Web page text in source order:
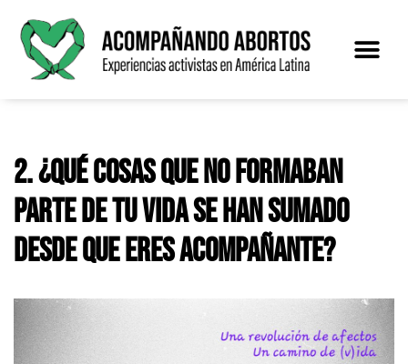
Saltar
contenido
2. ¿Qué cosas que no formaban
parte de tu vida se han sumado
desde que eres acompañante?